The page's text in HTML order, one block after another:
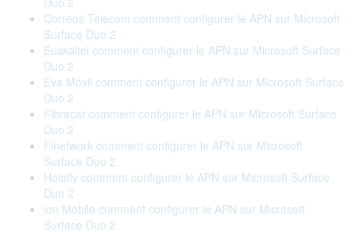
Correos Telecom comment configurer le APN sur Microsoft
Surface Duo 2
Euskaltel comment configurer le APN sur Microsoft Surface
Duo 2
Eva Móvil comment configurer le APN sur Microsoft Surface
Duo 2
Fibracat comment configurer le APN sur Microsoft Surface
Duo 2
Finetwork comment configurer le APN sur Microsoft
Surface Duo 2
Holafly comment configurer le APN sur Microsoft Surface
Duo 2
ion Mobile comment configurer le APN sur Microsoft
Surface Duo 2